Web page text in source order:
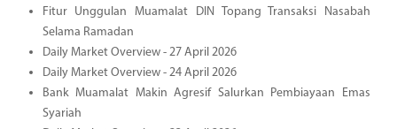
Fitur Unggulan Muamalat DIN Topang Transaksi Nasabah
Selama Ramadan
Daily Market Overview - 27 April 2026
Daily Market Overview - 24 April 2026
Bank Muamalat Makin Agresif Salurkan Pembiayaan Emas
Syariah